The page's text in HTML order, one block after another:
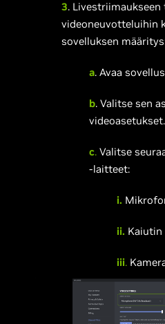
3. Livestriimaukseen
videoneuvotteluihin
sovelluksen
a. Avaa
b. Valitse sen
videoasetukset.
c. Valitse
-laitteet:
i.
ii. Kaiutin
iii.